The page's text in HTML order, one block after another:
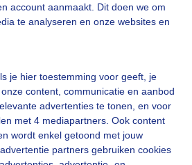
account aanmaakt. Dit doen we om
te analyseren en onze websites en
je hier toestemming voor geeft, je
content, communicatie en aanbod
advertenties te tonen, en voor
met 4 mediapartners. Ook content
wordt enkel getoond met jouw
partners gebruiken cookies
moment geduld aub...